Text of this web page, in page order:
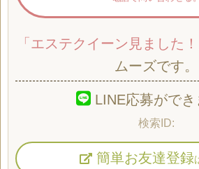
「エステクイーン見ました！
ムーズです。
LINE応募ができ
簡単お友達登録